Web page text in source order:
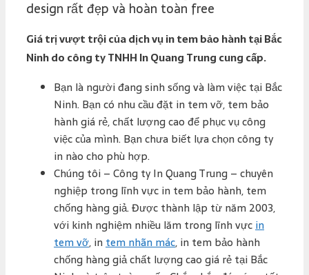
design rất đẹp và hoàn toàn free
Giá trị vượt trội của dịch vụ in tem bảo hành tại Bắc
Ninh do công ty TNHH In Quang Trung cung cấp.
Bạn là người đang sinh sống và làm việc tại Bắc
Ninh. Bạn có nhu cầu đặt in tem vỡ, tem bảo
hành giá rẻ, chất lượng cao để phục vụ công
việc của mình. Bạn chưa biết lựa chọn công ty
in nào cho phù hợp.
Chúng tôi – Công ty In Quang Trung – chuyên
nghiệp trong lĩnh vực in tem bảo hành, tem
chống hàng giả. Được thành lập từ năm 2003,
với kinh nghiệm nhiều lăm trong lĩnh vựcin
tem vỡ, intem nhãn mác, in tem bảo hành
chống hàng giả chất lượng cao giá rẻ tại Bắc